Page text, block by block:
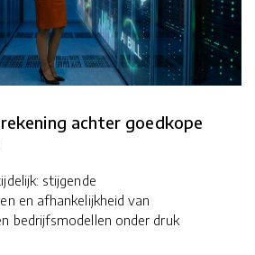
achter goedkope
stijgende
en afhankelijkheid van
bedrijfsmodellen onder druk